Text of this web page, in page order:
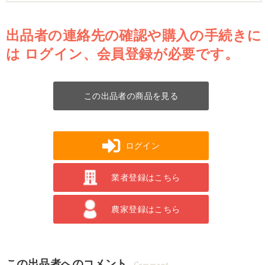
出品者の連絡先の確認や購入の手続きに
は ログイン、会員登録が必要です。
この出品者の商品を見る
ログイン
業者登録はこちら
農家登録はこちら